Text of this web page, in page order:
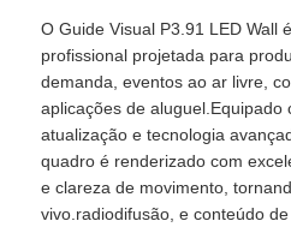
Para casa
O Guide Visual P3.91 LED Wall
profissional projetada para
demanda, eventos ao ar livre,
aplicações de aluguel.Equipado
atualização e tecnologia
quadro é renderizado com
e clareza de movimento,
vivo.radiodifusão, e conteúdo